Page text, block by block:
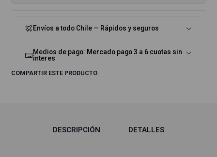
Envíos a todo Chile — Rápidos y seguros
Medios de pago: Mercado pago 3 a 6 cuotas sin
interes
COMPARTIR ESTE PRODUCTO
DESCRIPCIÓN DETALLES